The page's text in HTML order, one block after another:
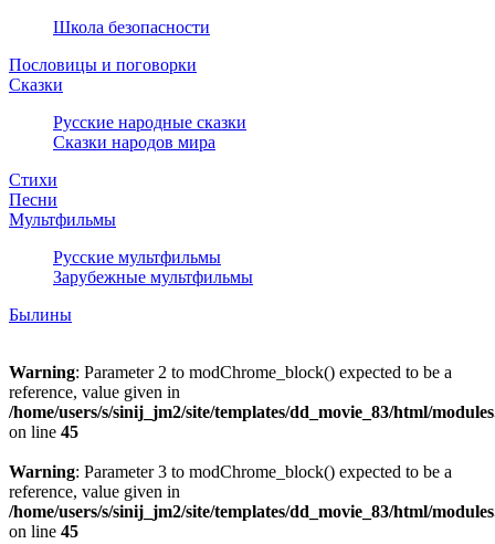
Школа безопасности
Пословицы и поговорки
Сказки
Русские народные сказки
Сказки народов мира
Стихи
Песни
Мультфильмы
Русские мультфильмы
Зарубежные мультфильмы
Былины
Warning: Parameter 2 to modChrome_block() expected to be a
reference, value given in
/home/users/s/sinij_jm2/site/templates/dd_movie_83/html/
on line 45
Warning: Parameter 3 to modChrome_block() expected to be a
reference, value given in
/home/users/s/sinij_jm2/site/templates/dd_movie_83/html/
on line 45